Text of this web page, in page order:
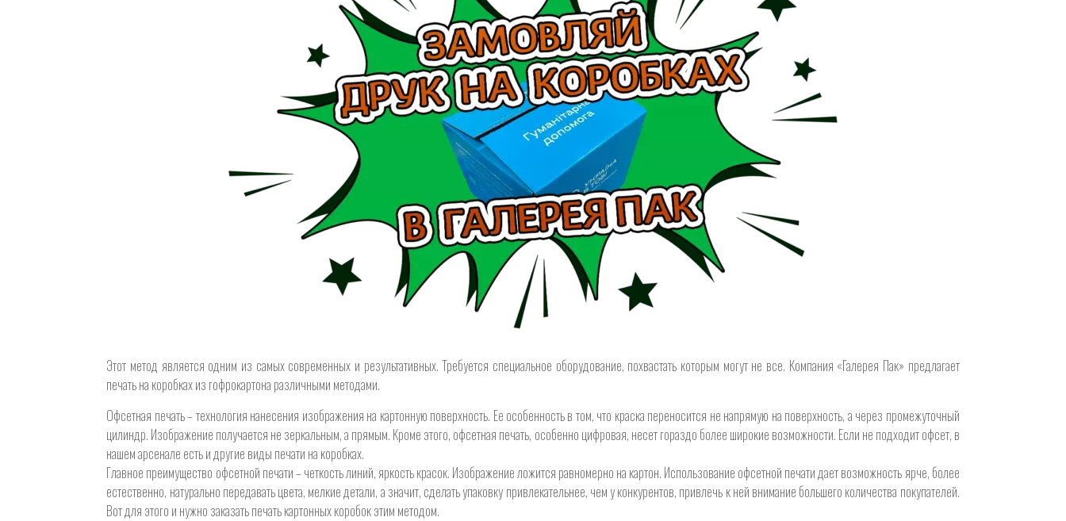
Этот метод является одним из самых современных и результативных. Требуется специальное оборудование, похвастать которым могут не все. Компания «Галерея Пак» предлагает
печать на коробках из гофрокартона различными методами.
Офсетная печать – технология нанесения изображения на картонную поверхность. Ее особенность в том, что краска переносится не напрямую на поверхность, а через промежуточный
цилиндр. Изображение получается не зеркальным, а прямым. Кроме этого, офсетная печать, особенно цифровая, несет гораздо более широкие возможности. Если не подходит офсет, в
нашем арсенале есть и другие виды печати на коробках.
Главное преимущество офсетной печати – четкость линий, яркость красок. Изображение ложится равномерно на картон. Использование офсетной печати дает возможность ярче, более
естественно, натурально передавать цвета, мелкие детали, а значит, сделать упаковку привлекательнее, чем у конкурентов, привлечь к ней внимание большего количества покупателей.
Вот для этого и нужно заказать печать картонных коробок этим методом.